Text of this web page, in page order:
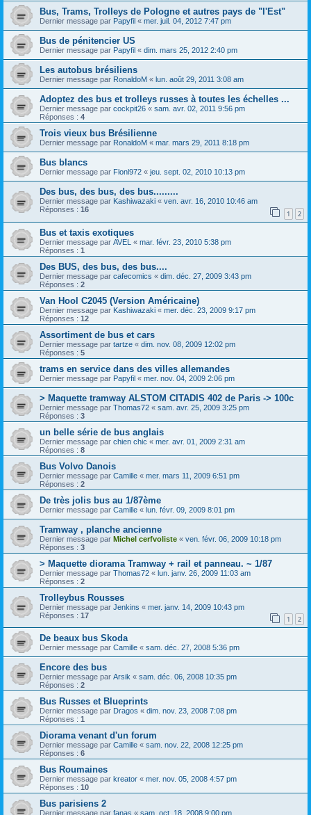
Bus, Trams, Trolleys de Pologne et autres pays de "l'Est"
Dernier message par Papyfil « mer. juil. 04, 2012 7:47 pm
Bus de pénitencier US
Dernier message par Papyfil « dim. mars 25, 2012 2:40 pm
Les autobus brésiliens
Dernier message par RonaldoM « lun. août 29, 2011 3:08 am
Adoptez des bus et trolleys russes à toutes les échelles ...
Dernier message par cockpit26 « sam. avr. 02, 2011 9:56 pm
Réponses : 4
Trois vieux bus Brésilienne
Dernier message par RonaldoM « mar. mars 29, 2011 8:18 pm
Bus blancs
Dernier message par Flonl972 « jeu. sept. 02, 2010 10:13 pm
Des bus, des bus, des bus.........
Dernier message par Kashiwazaki « ven. avr. 16, 2010 10:46 am
Réponses : 16 1 2
Bus et taxis exotiques
Dernier message par AVEL « mar. févr. 23, 2010 5:38 pm
Réponses : 1
Des BUS, des bus, des bus....
Dernier message par cafecomics « dim. déc. 27, 2009 3:43 pm
Réponses : 2
Van Hool C2045 (Version Américaine)
Dernier message par Kashiwazaki « mer. déc. 23, 2009 9:17 pm
Réponses : 12
Assortiment de bus et cars
Dernier message par tartze « dim. nov. 08, 2009 12:02 pm
Réponses : 5
trams en service dans des villes allemandes
Dernier message par Papyfil « mer. nov. 04, 2009 2:06 pm
> Maquette tramway ALSTOM CITADIS 402 de Paris -> 100c
Dernier message par Thomas72 « sam. avr. 25, 2009 3:25 pm
Réponses : 3
un belle série de bus anglais
Dernier message par chien chic « mer. avr. 01, 2009 2:31 am
Réponses : 8
Bus Volvo Danois
Dernier message par Camille « mer. mars 11, 2009 6:51 pm
Réponses : 2
De très jolis bus au 1/87ème
Dernier message par Camille « lun. févr. 09, 2009 8:01 pm
Tramway , planche ancienne
Dernier message par Michel cerfvoliste « ven. févr. 06, 2009 10:18 pm
Réponses : 3
> Maquette diorama Tramway + rail et panneau. ~ 1/87
Dernier message par Thomas72 « lun. janv. 26, 2009 11:03 am
Réponses : 2
Trolleybus Rousses
Dernier message par Jenkins « mer. janv. 14, 2009 10:43 pm
Réponses : 17 1 2
De beaux bus Skoda
Dernier message par Camille « sam. déc. 27, 2008 5:36 pm
Encore des bus
Dernier message par Arsik « sam. déc. 06, 2008 10:35 pm
Réponses : 2
Bus Russes et Blueprints
Dernier message par Dragos « dim. nov. 23, 2008 7:08 pm
Réponses : 1
Diorama venant d'un forum
Dernier message par Camille « sam. nov. 22, 2008 12:25 pm
Réponses : 6
Bus Roumaines
Dernier message par kreator « mer. nov. 05, 2008 4:57 pm
Réponses : 10
Bus parisiens 2
Dernier message par fanas « sam. oct. 18, 2008 9:00 pm